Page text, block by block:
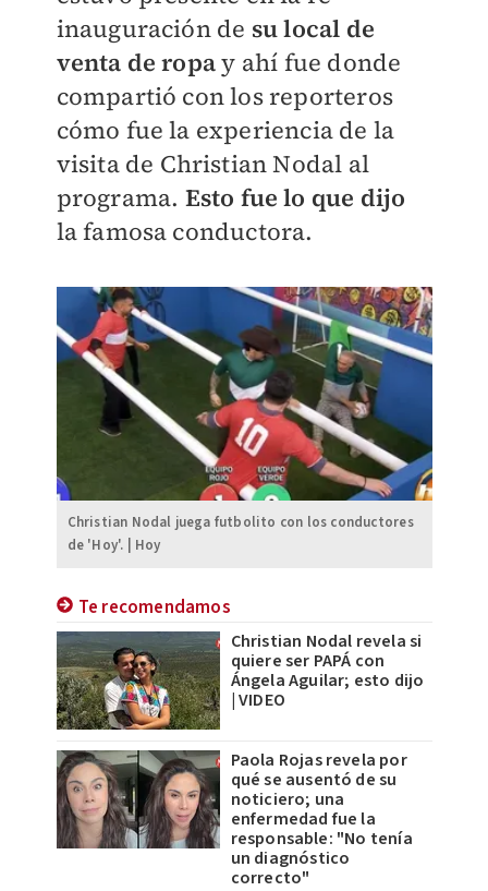
inauguración de su local de
venta de ropay ahí fue donde
compartió con los reporteros
cómo fue la experiencia de la
visita de Christian Nodal al
programa. Esto fue lo que dijo
la famosa conductora.
Christian Nodal juega futbolito con los conductores
de 'Hoy'. | Hoy
Te recomendamos
Christian Nodal revela si
quiere ser PAPÁ con
Ángela Aguilar; esto dijo
| VIDEO
Paola Rojas revela por
qué se ausentó de su
noticiero; una
enfermedad fue la
responsable: "No tenía
un diagnóstico
correcto"